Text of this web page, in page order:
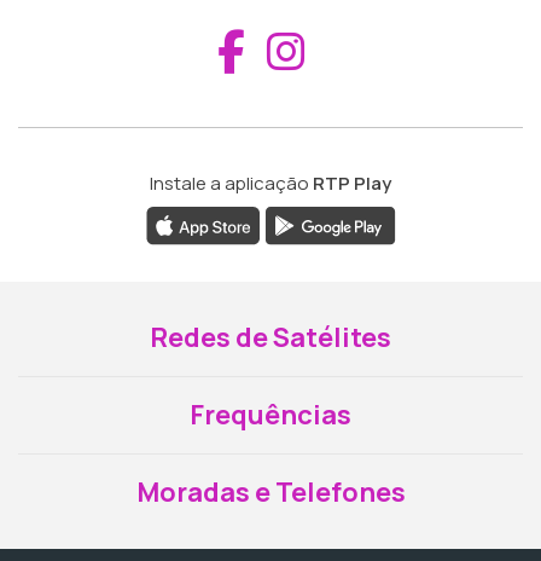
Aceder ao
Instale a aplicação RTP Play
Redes de Satélites
Frequências
Moradas e Telefones